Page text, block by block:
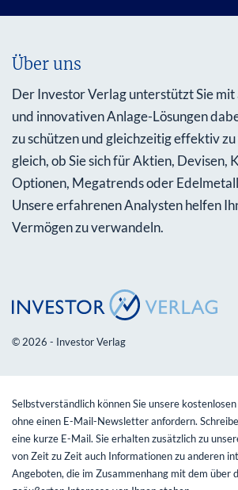
Über uns
Der Investor Verlag unterstützt Sie mit
und innovativen Anlage-Lösungen
zu schützen und gleichzeitig effektiv
gleich, ob Sie sich für Aktien, Devisen,
Optionen, Megatrends oder
Unsere erfahrenen Analysten helfen
Vermögen zu verwandeln.
© 2026 - Investor Verlag
Selbstverständlich können Sie unsere
ohne einen E-Mail-Newsletter anfordern.
eine kurze E-Mail. Sie erhalten zusätzlich zu
von Zeit zu Zeit auch Informationen zu anderen
Angeboten, die im Zusammenhang mit dem über